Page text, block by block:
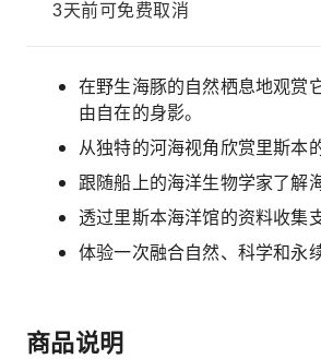
3天前可免费取消
在野生海豚的自然栖息地观赏
由自在的身影。
从独特的河海视角欣赏里斯本
跟随船上的海洋生物学家了解
透过里斯本海洋馆的资料收集
体验一次融合自然、科学和永
商品说明